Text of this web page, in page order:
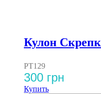
Кулон
PT129
300 грн
Купить